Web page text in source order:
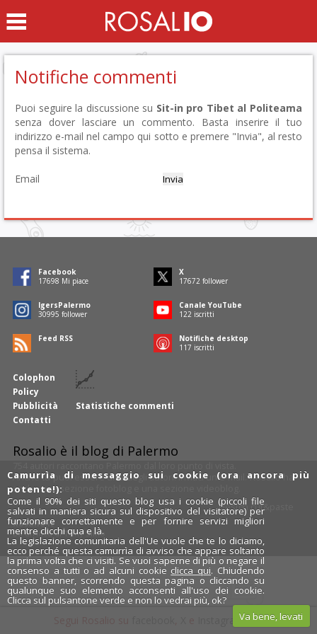
Notifiche commenti
Puoi seguire la discussione su Sit-in pro Tibet al Politeama
senza dover lasciare un commento. Basta inserire il tuo
indirizzo e-mail nel campo qui sotto e premere "Invia", al resto
pensa il sistema.
Email
Colophon
Policy
Pubblicità
Contatti
Statistiche commenti
Facebook
17956 Mi piace
X
17929 follower
IgersPalermo
31447 follower
Canale YouTube
124 iscritti
Feed RSS
Notifiche desktop
118 iscritti
Rosalio è il blog di Palermo
Anche tu puoi essere uno degli autori: inviaci un'e-mail
. Rosalio ha
anche una sezione
Designcut&paste
Rosalio.it
Da un'idea diTony Siino
x
Instagram
Camurrìa di messaggio sui cookie (ora ancora più
potente!):
Come il 90% dei siti questo blog usa i cookie (piccoli file
salvati in maniera sicura sul dispositivo del visitatore) per
funzionare correttamente e per fornire servizi migliori
mentre clicchi qua e là.
La legislazione comunitaria dell'Ue vuole che te lo diciamo,
ecco perché questa camurrìa di avviso che appare soltanto
la prima volta che ci visiti. Se vuoi saperne di più o negare il
consenso a tutti o ad alcuni cookie clicca qui. Chiudendo
questo banner, scorrendo questa pagina o cliccando su
qualunque suo elemento acconsenti all'uso dei cookie.
Clicca sul pulsantone verde e non lo vedrai più, ok?
Va bene, levati